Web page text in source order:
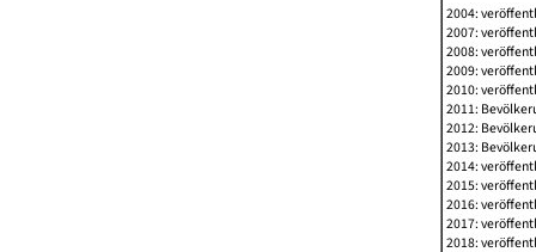
2004:
2007:
2008:
2009:
2010:
2011:
2012:
2013:
2014:
2015:
2016:
2017:
2018: